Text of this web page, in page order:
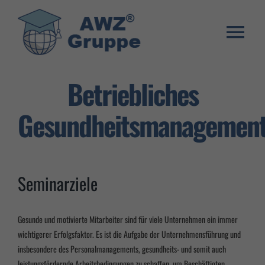
springen
Stellenangebote
Franchise System
Betriebliches
Seminarziele
Gesunde und motivierte Mitarbeiter sind für viele Unternehmen ein immer
wichtigerer Erfolgsfaktor. Es ist die Aufgabe der Unternehmensführung und
insbesondere des Personalmanagements, gesundheits- und somit auch